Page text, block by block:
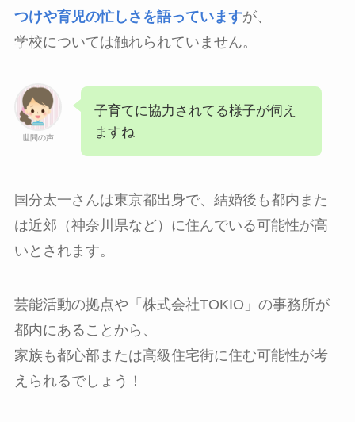
つけや育児の忙しさを語っていますが、
学校については触れられていません。
世間の声
子育てに協力されてる様子が伺え
ますね
国分太一さんは東京都出身で、結婚後も都内また
は近郊（神奈川県など）に住んでいる可能性が高
いとされます。
芸能活動の拠点や「株式会社TOKIO」の事務所が
都内にあることから、
家族も都心部または高級住宅街に住む可能性が考
えられるでしょう！